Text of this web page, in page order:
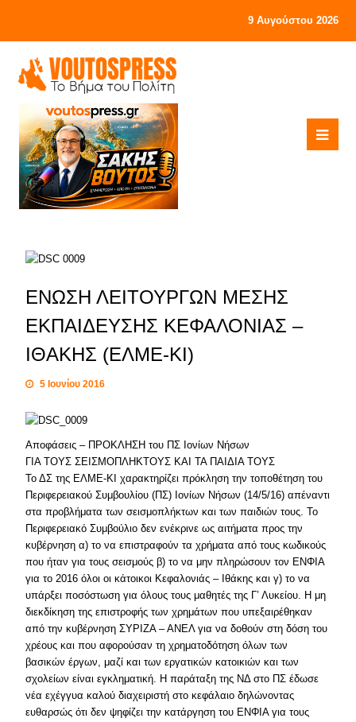
9 Αυγούστου 2026
ΕΝΩΣΗ ΛΕΙΤΟΥΡΓΩΝ ΜΕΣΗΣ
ΕΚΠΑΙΔΕΥΣΗΣ ΚΕΦΑΛΟΝΙΑΣ –
ΙΘΑΚΗΣ (ΕΛΜΕ-ΚΙ)
5 Ιουνίου 2016
Αποφάσεις – ΠΡΟΚΛΗΣΗ του ΠΣ Ιονίων Νήσων
ΓΙΑ ΤΟΥΣ ΣΕΙΣΜΟΠΛΗΚΤΟΥΣ ΚΑΙ ΤΑ ΠΑΙΔΙΑ ΤΟΥΣ
Το ΔΣ της ΕΛΜΕ-ΚΙ χαρακτηρίζει πρόκληση την τοποθέτηση του
Περιφερειακού Συμβουλίου (ΠΣ) Ιονίων Νήσων (14/5/16) απέναντι
στα προβλήματα των σεισμοπλήκτων και των παιδιών τους. Το
Περιφερειακό Συμβούλιο δεν ενέκρινε ως αιτήματα προς την
κυβέρνηση α) το να επιστραφούν τα χρήματα από τους κωδικούς
που ήταν για τους σεισμούς β) το να μην πληρώσουν τον ΕΝΦΙΑ
για το 2016 όλοι οι κάτοικοι Κεφαλονιάς – Ιθάκης και γ) το να
υπάρξει ποσόστωση για όλους τους μαθητές της Γ’ Λυκείου. Η μη
διεκδίκηση της επιστροφής των χρημάτων που υπεξαιρέθηκαν
από την κυβέρνηση ΣΥΡΙΖΑ – ΑΝΕΛ για να δοθούν στη δόση του
χρέους και που αφορούσαν τη χρηματοδότηση όλων των
βασικών έργων, μαζί και των εργατικών κατοικιών και των
σχολείων είναι εγκληματική. Η παράταξη της ΝΔ στο ΠΣ έδωσε
νέα εχέγγυα καλού διαχειριστή στο κεφάλαιο δηλώνοντας
ευθαρσώς ότι δεν ψηφίζει την κατάργηση του ΕΝΦΙΑ για τους